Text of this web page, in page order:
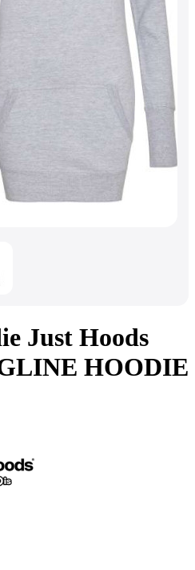
Just Hoods
HOODIE